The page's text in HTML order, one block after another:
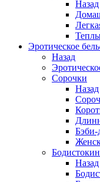
Назад
Эротическое
Назад
Сорочки
Назад
Бэби-
Назад